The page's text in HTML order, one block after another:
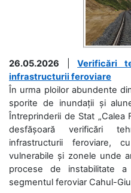
26.05.2026 |Verificări
infrastructurii feroviare
În urma ploilor abundente
sporite de inundații și
Întreprinderii de Stat „Calea
desfășoară verificări
infrastructurii feroviare,
vulnerabile și zonele unde
procese de instabilitate
segmentul feroviar Cahul-